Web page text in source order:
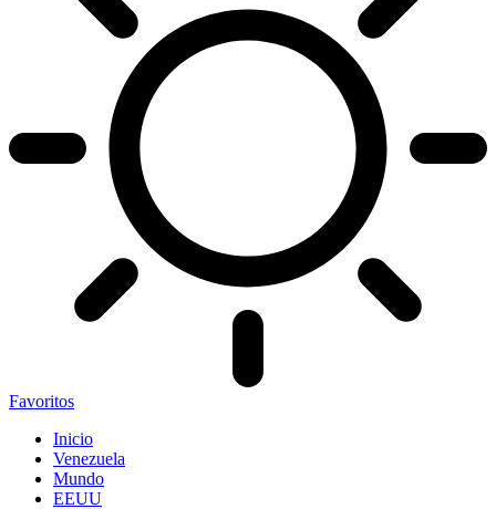
Favoritos
Inicio
Venezuela
Mundo
EEUU